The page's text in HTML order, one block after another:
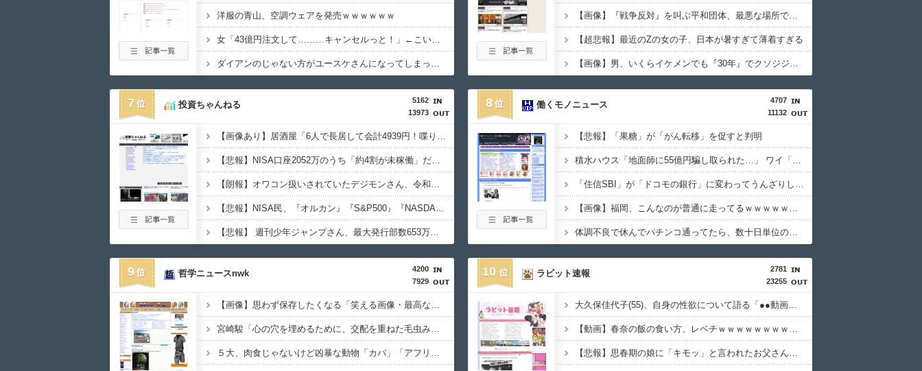
洋服の青山、空調ウェアを発売ｗｗｗｗｗｗ
女「43億円注文して………キャンセルっと！」←こいつの目的
ダイアンのじゃない方がユースケさんになってしまっているという事実←これ
【画像】『戦争反対』を叫ぶ平和団体、最悪な場所でデモをしてしまう
【超悲報】最近のZの女の子、日本が暑すぎて薄着すぎる
【画像】男、いくらイケメンでも『30年』でクソジジいになってしまう
7
5162
13973
投資ちゃんねる
【画像あり】居酒屋「6人で長居して会計4939円！喋りたいだけなら公園に行ってくれ（怒」
【悲報】NISA口座2052万のうち「約4割が未稼働」だったｗｗｗｗｗ
【朗報】オワコン扱いされていたデジモンさん、令和に「全盛期を超える利益」を生み出していた
【悲報】NISA民、『オルカン』『S&P500』『NASDAQ100』しか買わない
【悲報】 週刊少年ジャンプさん、最大発行部数653万部から急降下でついに「100万部」を割ってしまうｗｗｗｗｗ
8
4707
11132
働くモノニュース
【悲報】「果糖」が「がん転移」を促すと判明
積水ハウス「地面師に55億円騙し取られた…」 ワイ「はえーかわいそう…会社滅茶苦茶やろなぁ」
「住信SBI」が「ドコモの銀行」に変わってうんざりしてるやつｗｗｗｗｗｗｗ
【画像】福岡、こんなのが普通に走ってるｗｗｗｗｗｗｗｗｗｗｗｗｗｗｗｗ
体調不良で休んでパチンコ通ってたら、数十日単位の証拠写真撮られて会社クビになった
9
4200
7929
哲学ニュースnwk
【画像】思わず保存したくなる「笑える画像・最高な画像」貼っていけｗｗｗｗｗ
宮崎駿「心の穴を埋めるために、交配を重ねた毛虫みたいな小さな犬を連れてる人、本当に醜い」←これどう思う？
５大、肉食じゃないけど凶暴な動物「カバ」「アフリカゾウ」「バッファロー」「コーカサスオオカブト」
10
2781
23255
ラビット速報
大久保佳代子(55)、自身の性欲について語る「●●動画をみて●●い気持ちになる」
【動画】春奈の飯の食い方、レベチｗｗｗｗｗｗｗｗｗｗｗｗｗｗｗｗｗｗｗｗｗｗｗｗ
【悲報】思春期の娘に「キモッ」と言われたお父さん、グレる